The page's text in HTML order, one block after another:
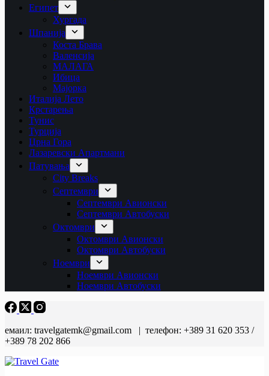
Египет
Хургада
Шпанија
Коста Брава
Валенсија
МАЛАГА
Ибица
Мајорка
Италија Лето
Крстарења
Тунис
Турција
Црна Гора
Лазаревски Апартмани
Патувања
City Breaks
Септември
Септември Авионски
Септември Автобуски
Октомври
Октомври Авионски
Октомври Автобуски
Ноември
Ноември Авионски
Ноември Автобуски
емаил: travelgatemk@gmail.com | телефон: +389 31 620 353 /
+389 78 202 866